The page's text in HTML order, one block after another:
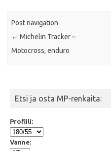
Post navigation
← Michelin Tracker –
Motocross, enduro
Etsi ja osta MP-renkaita:
Profiili:
Vanne: